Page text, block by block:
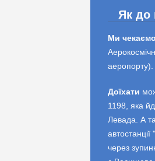
Як до
Ми
аеропорту).
Доїхати
1198, яка
Левада. А
через